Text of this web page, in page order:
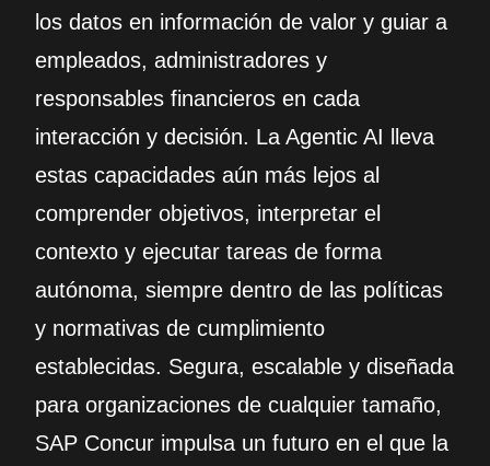
los datos en información de valor y guiar a
empleados, administradores y
responsables financieros en cada
interacción y decisión. La Agentic AI lleva
estas capacidades aún más lejos al
comprender objetivos, interpretar el
contexto y ejecutar tareas de forma
autónoma, siempre dentro de las políticas
y normativas de cumplimiento
establecidas. Segura, escalable y diseñada
para organizaciones de cualquier tamaño,
SAP Concur impulsa un futuro en el que la